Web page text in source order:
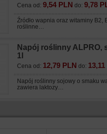
Cena od: 9,54 PLN do: 9,78
Źródło wapnia oraz witaminy B2,
roślinne…
Napój roślinny ALPRO,
1l
Cena od: 12,79 PLN do:
Napój roślinny sojowy o smaku
zawiera laktozy…